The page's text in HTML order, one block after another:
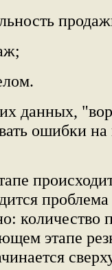
данных,
ошибки
количество
этапе